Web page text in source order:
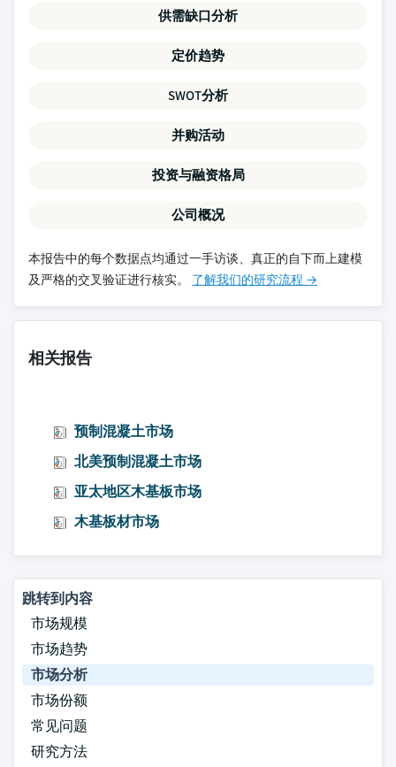
供需缺口分析
定价趋势
SWOT分析
并购活动
投资与融资格局
公司概况
本报告中的每个数据点均通过一手访谈、真正的自下而上建模
及严格的交叉验证进行核实。 了解我们的研究流程 →
相关报告
预制混凝土市场
北美预制混凝土市场
亚太地区木基板市场
木基板材市场
跳转到内容
市场规模
市场趋势
市场分析
市场份额
常见问题
研究方法